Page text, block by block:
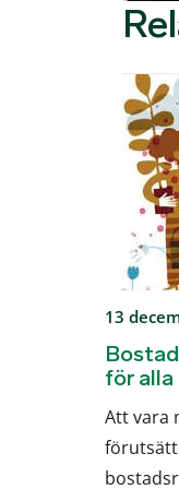
13
för alla
Att vara